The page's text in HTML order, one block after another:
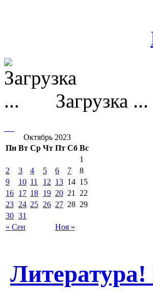
Загрузка ...
Октябрь 2023
Пн Вт Ср Чт Пт Сб Вс
« Сен Ноя »
1
2
3 4 5 6 7
8
9
10 11 12 13 14 15
16 17 18 19 20 21
22
23 24 25 26 27 28 29
30 31
Литература!